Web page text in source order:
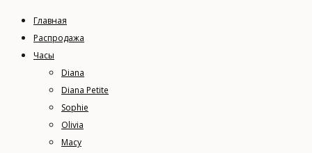
Главная
Распродажа
Часы
Diana
Diana Petite
Sophie
Olivia
Macy